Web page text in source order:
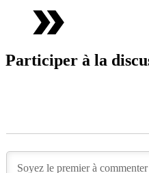
Participer à la